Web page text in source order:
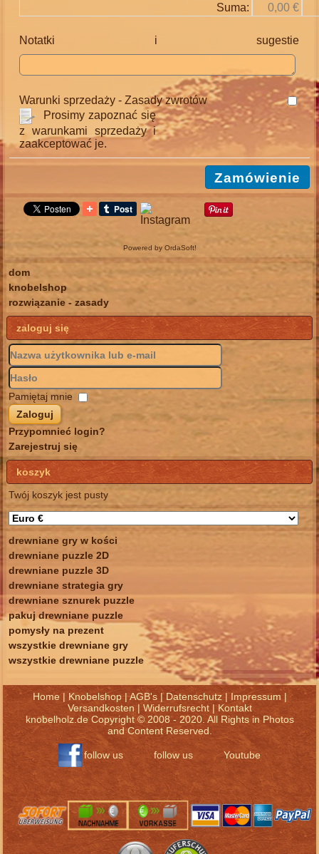
Suma: 0,00 €
Notatki i sugestie
Warunki sprzedaży - Zasady zwrotów
z warunkami sprzedaży i
zaakceptować je.
Zamówienie
Powered by OrdaSoft!
dom
knobelshop
rozwiązanie - zasady
zaloguj się
Pamiętaj mnie
Zaloguj
Przypomnieć login?
Zarejestruj się
koszyk
Twój koszyk jest pusty
drewniane gry w kości
drewniane puzzle 2D
drewniane puzzle 3D
drewniane strategia gry
drewniane sznurek puzzle
pakuj drewniane puzzle
pomysły na prezent
wszystkie drewniane gry
wszystkie drewniane puzzle
Home | Knobelshop|AGB's|Datenschutz|Impressum |
Versandkosten|Widerrufsrecht|Kontakt
knobelholz.de Copyright © 2008 - 2020. All Rights in Photos
and Content Reserved.
follow us follow us Youtube